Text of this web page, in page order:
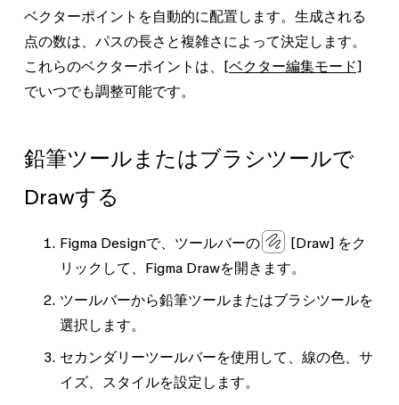
ベクターポイントを自動的に配置します。生成される
点の数は、パスの長さと複雑さによって決定します。
これらのベクターポイントは、 [ベクター編集モード]
でいつでも調整可能です。
鉛筆ツールまたはブラシツールで
Drawする
Figma Designで、ツールバーの [Draw]をク
リックして、Figma Drawを開きます。
ツールバーから鉛筆ツールまたはブラシツールを
選択します。
セカンダリーツールバーを使用して、線の色、サ
イズ、スタイルを設定します。